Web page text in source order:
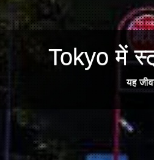
Tokyo में
यह